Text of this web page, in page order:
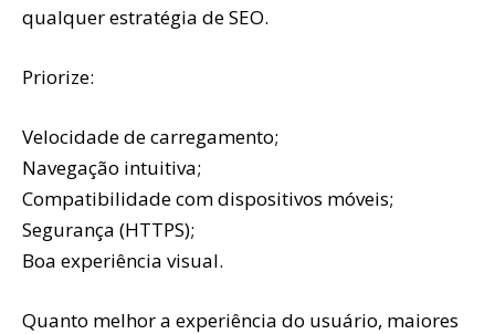
qualquer estratégia de SEO.
Priorize:
Velocidade de carregamento;
Navegação intuitiva;
Compatibilidade com dispositivos móveis;
Segurança (HTTPS);
Boa experiência visual.
Quanto melhor a experiência do usuário, maiores